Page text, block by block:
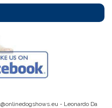
- Leonardo Da